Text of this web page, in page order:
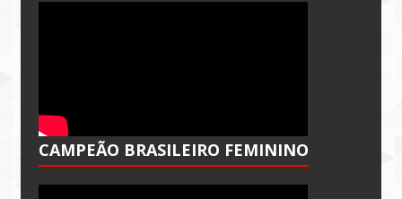
CAMPEÃO BRASILEIRO FEMININO